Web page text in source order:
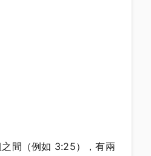
間（例如 3:25），有兩